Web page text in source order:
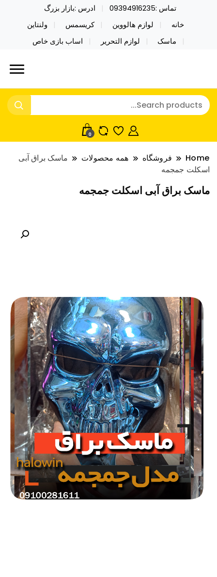
تماس :09394916235
ادرس :بازار بزرگ
خانه
لوازم هالووین کریسمس
ولنتاین
ماسک
لوازم التحریر اساب بازی خاص
نایکر توی فروش عمده لوازم هالووین
ولن تاین کادویی کریسمس اکسسوری
خرید محصولات خاص فیجت اسباب بازی تراول ماگ نایکر
توی فروش عمده لوازم هالووین ولن تاین کادویی
کریسمس اکسسوری ماسک در واردات مستقیم
0
Home فروشگاه همه محصولات
ماسک براق آبی
اسکلت جمجمه
ماسک براق آبی اسکلت جمجمه